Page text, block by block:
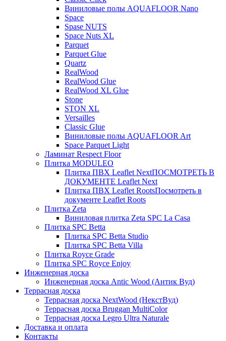
Виниловые полы AQUAFLOOR Nano
Space
Spase NUTS
Space Nuts XL
Parquet
Parquet Glue
Quartz
RealWood
RealWood Glue
RealWood XL Glue
Stone
STON XL
Versailles
Classic Glue
Виниловые полы AQUAFLOOR Art
Space Parquet Light
Ламинат Respect Floor
Плитка MODULEO
Плитка ПВХ Leaflet NextПОСМОТРЕТЬ В
ДОКУМЕНТЕ Leaflet Next
Плитка ПВХ Leaflet RootsПосмотреть в
документе Leaflet Roots
Плитка Zeta
Виниловая плитка Zeta SPC La Casa
Плитка SPC Betta
Плитка SPC Betta Studio
Плитка SPC Betta Villa
Плитка Royce Grade
Плитка SPC Royce Enjoy
Инженерная доска
Инженерная доска Antic Wood (Антик Вуд)
Террасная доска
Террасная доска NextWood (НекстВуд)
Террасная доска Bruggan MultiColor
Террасная доска Legro Ultra Naturale
Доставка и оплата
Контакты